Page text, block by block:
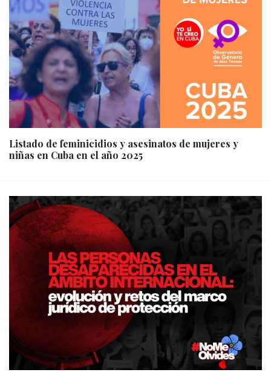
Listado de feminicidios y asesinatos de mujeres y
niñas en Cuba en el año 2025